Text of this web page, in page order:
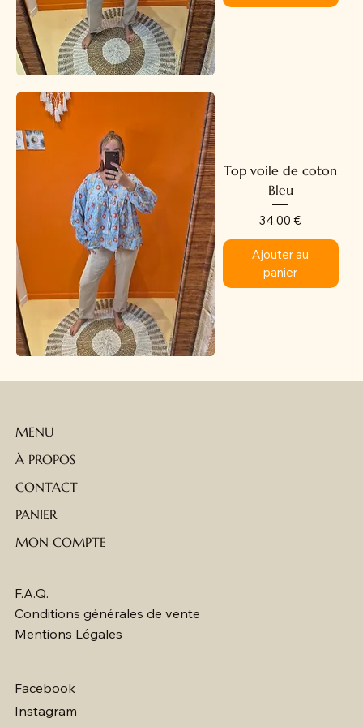
Top voile de coton
Bleu
Prix
34,00 €
Ajouter au
panier
MENU
À PROPOS
CONTACT
PANIER
MON COMPTE
F.A.Q.
Conditions générales de vente
Mentions Légales
Facebook
Instagram